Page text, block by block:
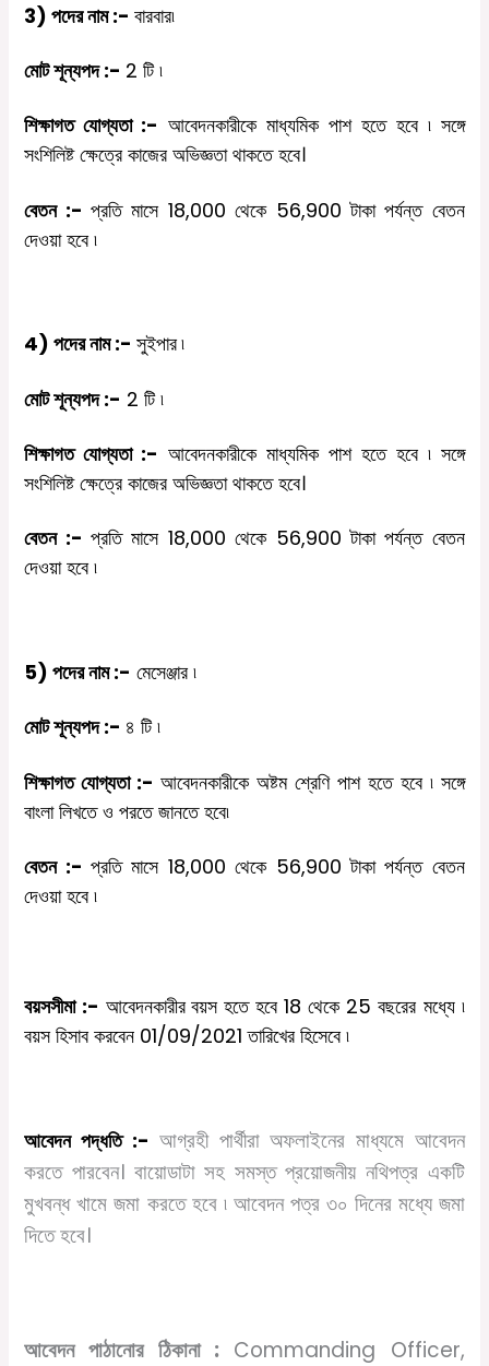
3)পদেরনাম:-বারবার৷
মোটশূন্যপদ:- 2 টি ৷
শিক্ষাগত যোগ্যতা:- আবেদনকারীকে মাধ্যমিক পাশ হতে হবে ৷ সঙ্গে
সংশিলিষ্ট ক্ষেত্রে কাজের অভিজ্ঞতা থাকতে হবে।
বেতন:-প্রতি মাসে18,000থেকে56,900টাকা পর্যন্ত বেতন
দেওয়া হবে ৷
4)পদেরনাম:-সুইপার৷
মোটশূন্যপদ:- 2 টি ৷
শিক্ষাগত যোগ্যতা:- আবেদনকারীকে মাধ্যমিক পাশ হতে হবে ৷ সঙ্গে
সংশিলিষ্ট ক্ষেত্রে কাজের অভিজ্ঞতা থাকতে হবে।
বেতন:-প্রতি মাসে18,000থেকে56,900টাকা পর্যন্ত বেতন
দেওয়া হবে ৷
5)পদেরনাম:- মেসেঞ্জার ৷
মোটশূন্যপদ:- ৪ টি ৷
শিক্ষাগত যোগ্যতা:-আবেদনকারীকে অষ্টম শ্রেণি পাশ হতে হবে ৷ সঙ্গে
বাংলা লিখতে ও পরতে জানতে হবে৷
বেতন:-প্রতি মাসে18,000থেকে56,900টাকা পর্যন্ত বেতন
দেওয়া হবে ৷
বয়সসীমা:- আবেদনকারীর বয়স হতে হবে18থেকে25বছরের মধ্যে ৷
বয়স হিসাব করবেন 01/09/2021তারিখের হিসেবে ৷
আবেদন পদ্ধতি:- আগ্রহী পার্থীরা অফলাইনের মাধ্যমে আবেদন
করতে পারবেন। বায়োডাটা সহ সমস্ত প্রয়োজনীয় নথিপত্র একটি
মুখবন্ধ খামে জমা করতে হবে ৷ আবেদন পত্র ৩০ দিনের মধ্যে জমা
দিতে হবে।
আবেদন পাঠানোর ঠিকানা : Commanding Officer,